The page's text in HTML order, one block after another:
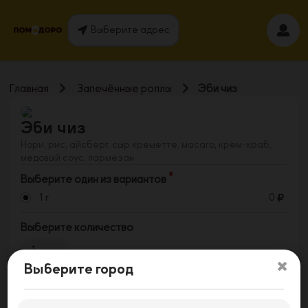
Выберите адрес
Главная Запечённые роллы Эби чиз
Эби чиз
Выберите один из вариантов
1 г 0
Выберите количество
1
Заказать
Выберите город